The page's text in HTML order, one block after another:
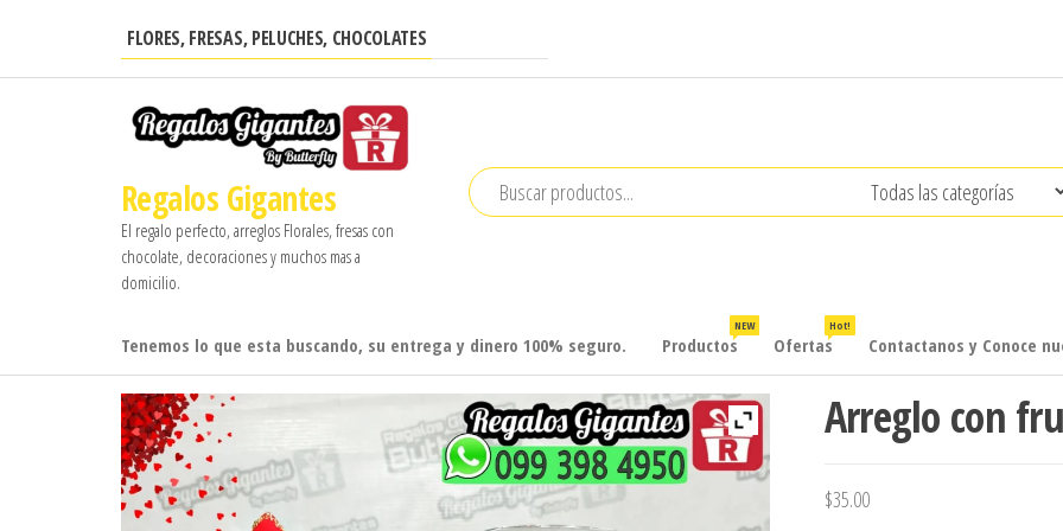
contenido
FLORES, FRESAS, PELUCHES, CHOCOLATES
Regalos Gigantes
El regalo perfecto, arreglos Florales, fresas con
chocolate, decoraciones y muchos mas a
domicilio.
Tenemos lo que esta buscando, su entrega y dinero 100% seguro. Productos
NEW
Ofertas
Hot!
Contactanos y Conoce
Arreglo con
$35.00